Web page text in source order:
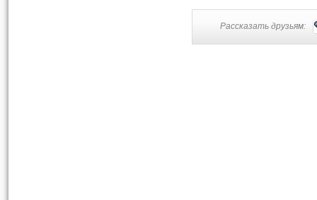
Рассказать друзьям: